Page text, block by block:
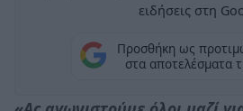
ειδήσεις στη
Προσθήκη ως
στα αποτελέσματα